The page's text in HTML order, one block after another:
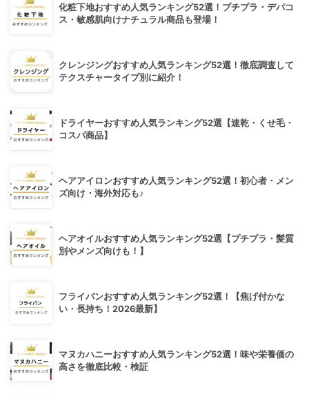
化粧下地おすすめ人気ランキング52選！プチプラ・デパコ
ス・敏感肌向けナチュラル商品も登場！
クレンジングおすすめ人気ランキング52選！徹底調査して
テクスチャータイプ別に紹介！
ドライヤーおすすめ人気ランキング52選【速乾・くせ毛・
コスパ商品】
ヘアアイロンおすすめ人気ランキング52選！初心者・メン
ズ向け・海外対応も♪
ヘアオイルおすすめ人気ランキング52選【プチプラ・髪質
別やメンズ向けも！】
フライパンおすすめ人気ランキング52選！【焦げ付かな
い・長持ち！2026最新】
マヌカハニーおすすめ人気ランキング52選！味や栄養価の
高さを徹底比較・検証